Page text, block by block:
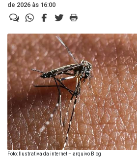
de 2026 às 16:00
Foto: Ilustrativa da internet – arquivo Blog